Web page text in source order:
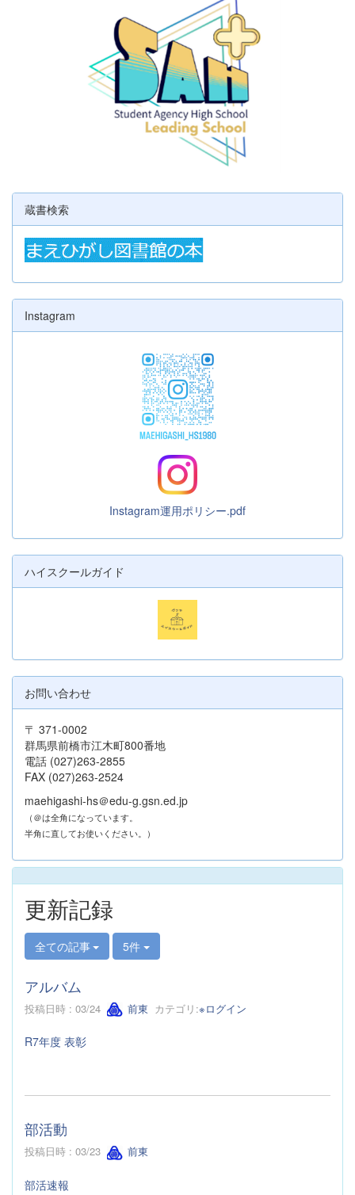
蔵書検索
Instagram
Instagram運用ポリシー.pdf
ハイスクールガイド
お問い合わせ
〒 371-0002
群馬県前橋市江木町800番地
電話 (027)263-2855
FAX (027)263-2524
maehigashi-hs＠edu-g.gsn.ed.jp
（＠は全角になっています。
半角に直してお使いください。）
更新記録
全ての記事 5件
アルバム
投稿日時 : 03/24 前東 カテゴリ:※ログイン
R7年度 表彰
部活動
投稿日時 : 03/23 前東
部活速報